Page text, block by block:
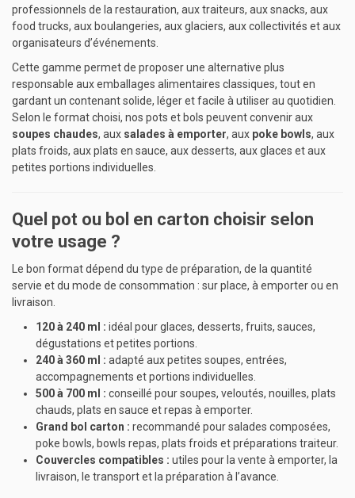
professionnels de la restauration, aux traiteurs, aux snacks, aux
food trucks, aux boulangeries, aux glaciers, aux collectivités et aux
organisateurs d’événements.
Cette gamme permet de proposer une alternative plus
responsable aux emballages alimentaires classiques, tout en
gardant un contenant solide, léger et facile à utiliser au quotidien.
Selon le format choisi, nos pots et bols peuvent convenir aux
soupes chaudes, aux salades à emporter, aux poke bowls, aux
plats froids, aux plats en sauce, aux desserts, aux glaces et aux
petites portions individuelles.
Quel pot ou bol en carton choisir selon
votre usage ?
Le bon format dépend du type de préparation, de la quantité
servie et du mode de consommation : sur place, à emporter ou en
livraison.
120 à 240 ml : idéal pour glaces, desserts, fruits, sauces,
dégustations et petites portions.
240 à 360 ml : adapté aux petites soupes, entrées,
accompagnements et portions individuelles.
500 à 700 ml : conseillé pour soupes, veloutés, nouilles, plats
chauds, plats en sauce et repas à emporter.
Grand bol carton : recommandé pour salades composées,
poke bowls, bowls repas, plats froids et préparations traiteur.
Couvercles compatibles : utiles pour la vente à emporter, la
livraison, le transport et la préparation à l’avance.